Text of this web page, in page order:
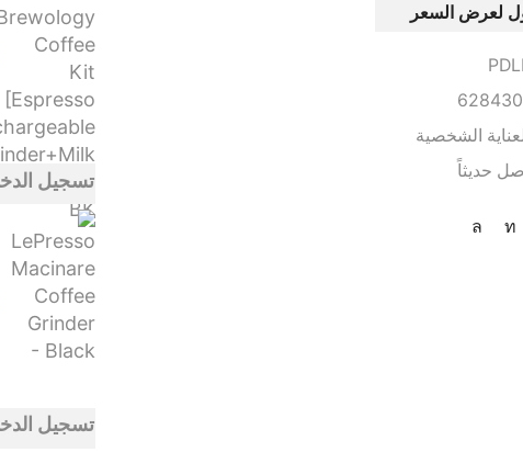
لعرض السعر
الشخصية
حديثاً
تسجيل
تسجيل